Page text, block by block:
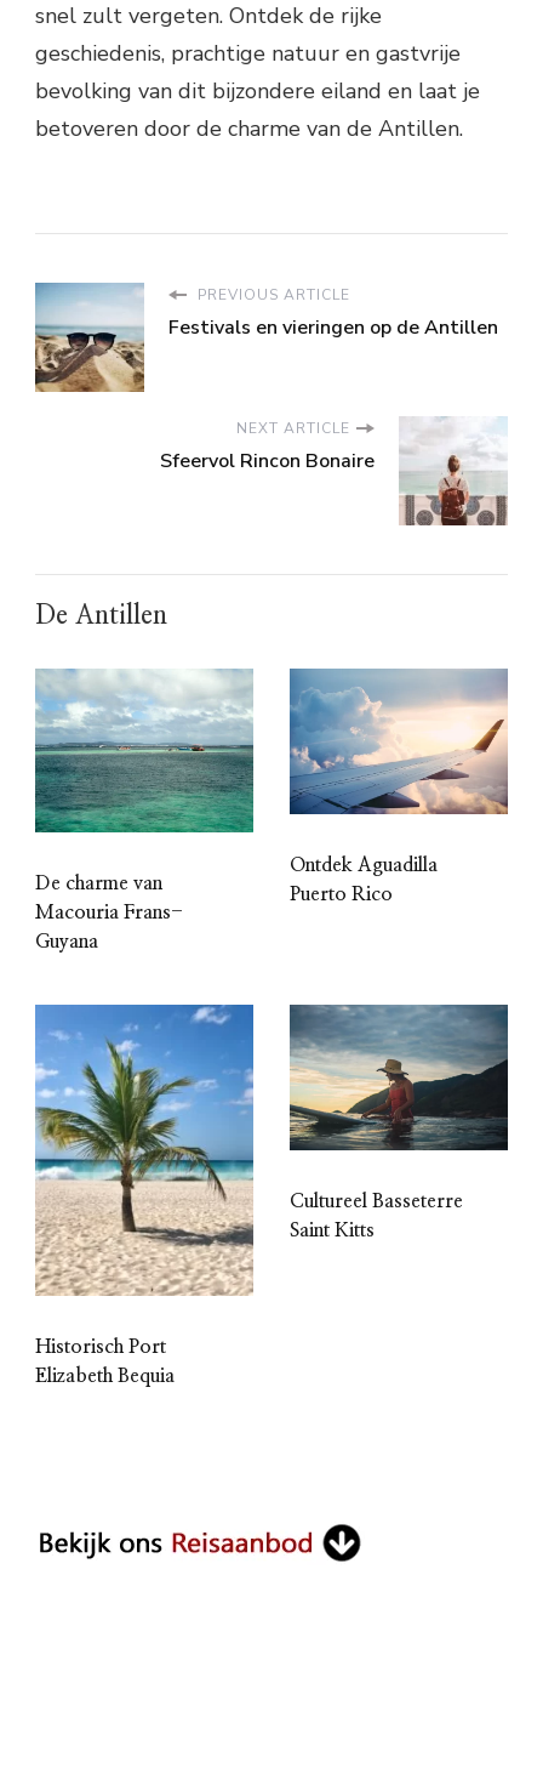
snel zult vergeten. Ontdek de rijke
geschiedenis, prachtige natuur en gastvrije
bevolking van dit bijzondere eiland en laat je
betoveren door de charme van de Antillen.
PREVIOUS ARTICLE
Festivals en vieringen op de Antillen
NEXT ARTICLE
Sfeervol Rincon Bonaire
De Antillen
De charme van
Macouria Frans-
Guyana
Ontdek Aguadilla
Puerto Rico
Historisch Port
Elizabeth Bequia
Cultureel Basseterre
Saint Kitts